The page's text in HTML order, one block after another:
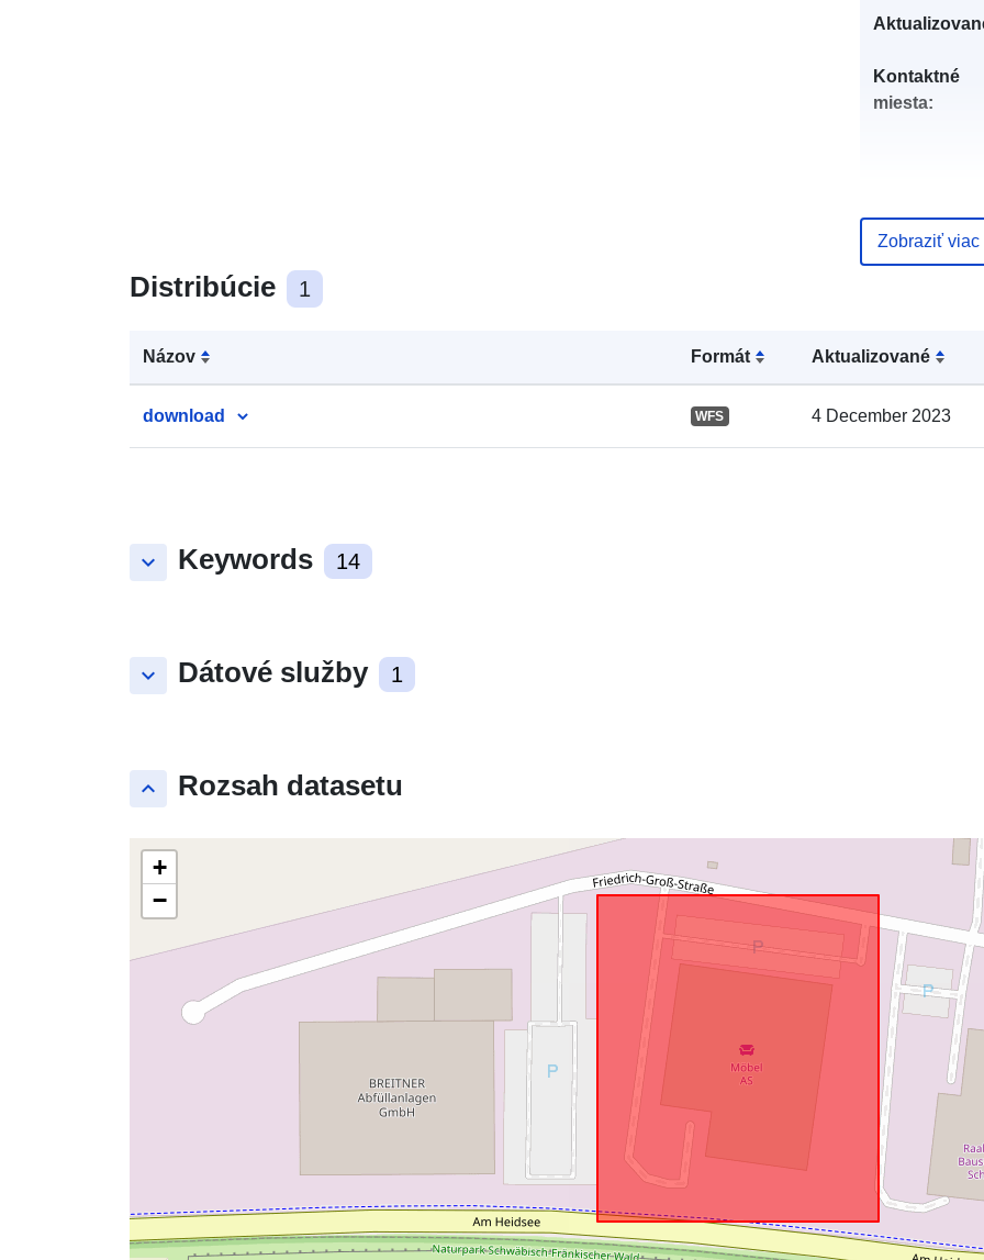
Distribúcie 1
Názov Formát Aktualizované
download WFS 4 December 2023
keyboard_arrow_down Keywords 14
keyboard_arrow_down Dátové služby 1
keyboard_arrow_up Rozsah datasetu
+
−
Kontaktné
miesta:
Zemepisné
Zobraziť viac